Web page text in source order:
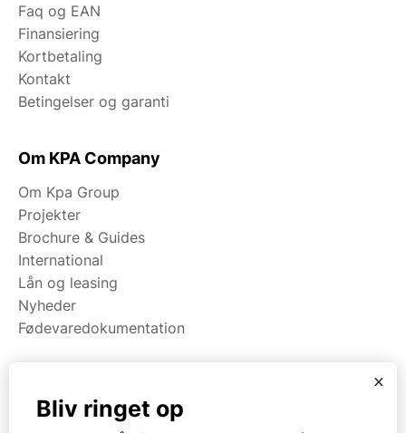
Faq og EAN
Finansiering
Kortbetaling
Kontakt
Betingelser og garanti
Om KPA Company
Om Kpa Group
Projekter
Brochure & Guides
International
Lån og leasing
Nyheder
Fødevaredokumentation
Maskiner
x
Bliv ringet op